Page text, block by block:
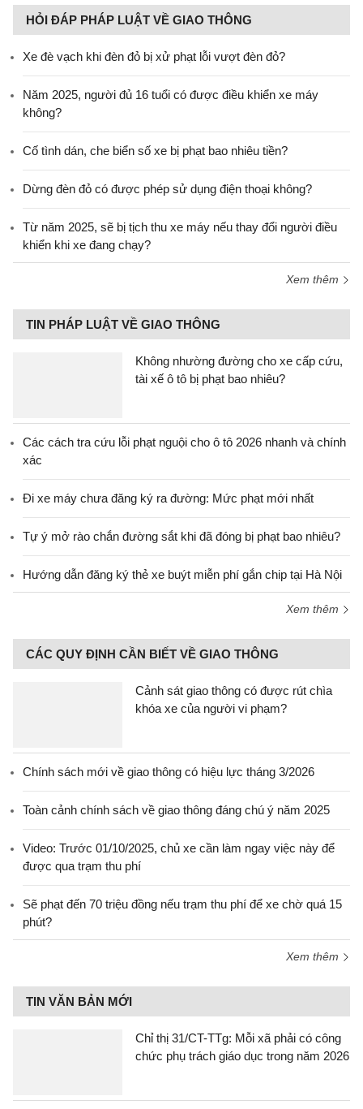
HỎI ĐÁP PHÁP LUẬT VỀ GIAO THÔNG
Xe đè vạch khi đèn đỏ bị xử phạt lỗi vượt đèn đỏ?
Năm 2025, người đủ 16 tuổi có được điều khiển xe máy
không?
Cố tình dán, che biển số xe bị phạt bao nhiêu tiền?
Dừng đèn đỏ có được phép sử dụng điện thoại không?
Từ năm 2025, sẽ bị tịch thu xe máy nếu thay đổi người điều
khiển khi xe đang chạy?
Xem thêm
TIN PHÁP LUẬT VỀ GIAO THÔNG
Không nhường đường cho xe cấp cứu,
tài xế ô tô bị phạt bao nhiêu?
Các cách tra cứu lỗi phạt nguội cho ô tô 2026 nhanh và chính
xác
Đi xe máy chưa đăng ký ra đường: Mức phạt mới nhất
Tự ý mở rào chắn đường sắt khi đã đóng bị phạt bao nhiêu?
Hướng dẫn đăng ký thẻ xe buýt miễn phí gắn chip tại Hà Nội
Xem thêm
CÁC QUY ĐỊNH CẦN BIẾT VỀ GIAO THÔNG
Cảnh sát giao thông có được rút chìa
khóa xe của người vi phạm?
Chính sách mới về giao thông có hiệu lực tháng 3/2026
Toàn cảnh chính sách về giao thông đáng chú ý năm 2025
Video: Trước 01/10/2025, chủ xe cần làm ngay việc này để
được qua trạm thu phí
Sẽ phạt đến 70 triệu đồng nếu trạm thu phí để xe chờ quá 15
phút?
Xem thêm
TIN VĂN BẢN MỚI
Chỉ thị 31/CT-TTg: Mỗi xã phải có công
chức phụ trách giáo dục trong năm 2026